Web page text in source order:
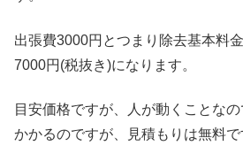
出張費3000円とつまり除去基本料
7000円(税抜き)になります。
目安価格ですが、人が動くことな
かかるのですが、見積もりは無料で